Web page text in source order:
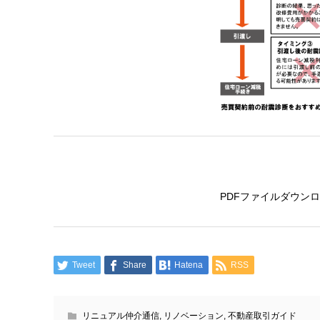
PDFファイルダウン
Tweet Share Hatena RSS
リニュアル仲介通信, リノベーション, 不動産取引ガイド